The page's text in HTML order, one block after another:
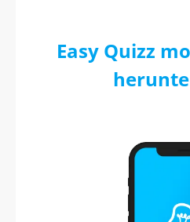
Easy Quizz